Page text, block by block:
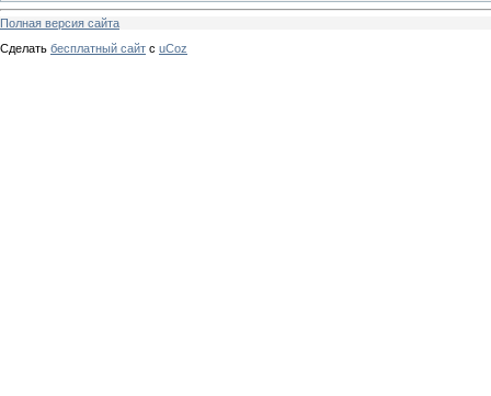
Полная версия сайта
Сделать бесплатный сайт с uCoz